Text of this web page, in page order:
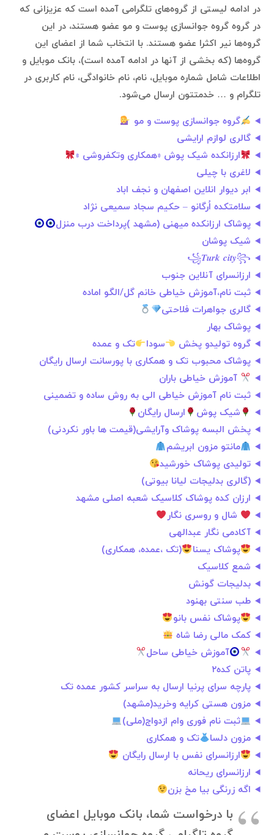
در ادامه لیستی از گروه‌های تلگرامی آمده است که عزیزانی که
در گروه گروه جوانسازی پوست و مو عضو هستند، در این
گروه‌ها نیر اکثرا عضو هستند. با انتخاب شما از اعضای این
گروه‌ها (که بخشی از آنها در ادامه آمده است)، بانک موبایل و
اطلاعات شامل شماره موبایل، نام، نام خانوادگی، نام کاربری در
تلگرام و … خدمتتون ارسال می‌شود.
گروه جوانسازی پوست و مو
گالری لوازم ارایشی
ارزانکده شیک پوش «همکاری وتکفروشی »
لاغری با چیلی
ابر دیوار انلاین اصفهان و نجف اباد
سلامتکده اُرگانو – حکیم سجاد سمیعی نژاد
پوشاک ارزانکده میهنی (مشهد )پرداخت درب منزل
شیک پوشان
꧁𝑻𝒖𝒓𝒌 𝒄𝒊𝒕𝒚꧂
ارزانسرای آنلاین جنوب
ثبت نام،آموزش خیاطی خانم گل/الگو اماده
گالری جواهرات فلاحتی
پوشاک بهار
گروه تولیدو پخش
سودا
تک و عمده
پوشاک محبوب تک و همکاری با پورسانت ارسال رایگان
آموزش خیاطی باران
ثبت نام آموزش خیاطی الی به روش ساده و تضمینی
شیک پوش
ارسال رایگان
پخش البسه پوشاک وآرایشی(قیمت ها باور نکردنی)
مانتو مزون ابریشم
تولیدی پوشاک خورشید
(گالری بدلیجات لیانا بیوتی)
ارزان کده پوشاک کلاسیک شعبه اصلی مشهد
شال و روسری نگار
آکادمی نگار عبدالهی
پوشاک یسنا
(تک ،عمده، همکاری)
شمع کلاسیک
بدلیجات گونش
طب سنتی بهنود
پوشاک نفس بانو
کمک مالی رضا شاه
آموزش خیاطی ساحل
پاتن کده۲
پارچه سرای پرنیا ارسال به سراسر کشور عمده تک
مزون هستی کرایه وخرید(مشهد)
ثبت نام فوری وام ازدواج(ملی)
مزون دلسا
تک و همکاری
ارزانسرای نفس با ارسال رایگان
ارزانسرای ریحانه
اگه زرنگی بیا مخ بزن
با درخواست شما، بانک موبایل اعضای